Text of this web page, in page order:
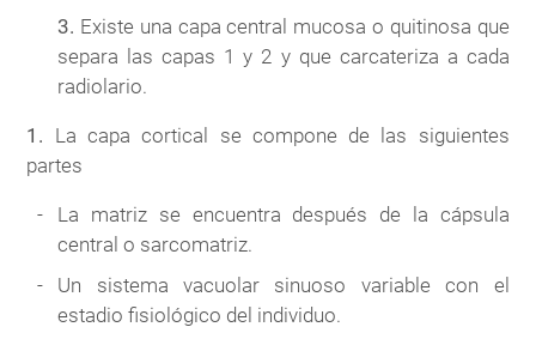
3. Existe una capa central mucosa o quitinosa que
separa las capas 1 y 2 y que carcateriza a cada
radiolario.
1. La capa cortical se compone de las siguientes
partes
La matriz se encuentra después de la cápsula
central o sarcomatriz.
Un sistema vacuolar sinuoso variable con el
estadio fisiológico del individuo.